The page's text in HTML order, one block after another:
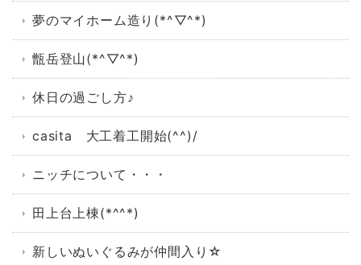
夢のマイホーム造り(*^▽^*)
甑岳登山(*^▽^*)
休日の過ごし方♪
casita 大工着工開始(^^)/
ニッチについて・・・
田上台上棟(*^^*)
新しいぬいぐるみが仲間入り☆